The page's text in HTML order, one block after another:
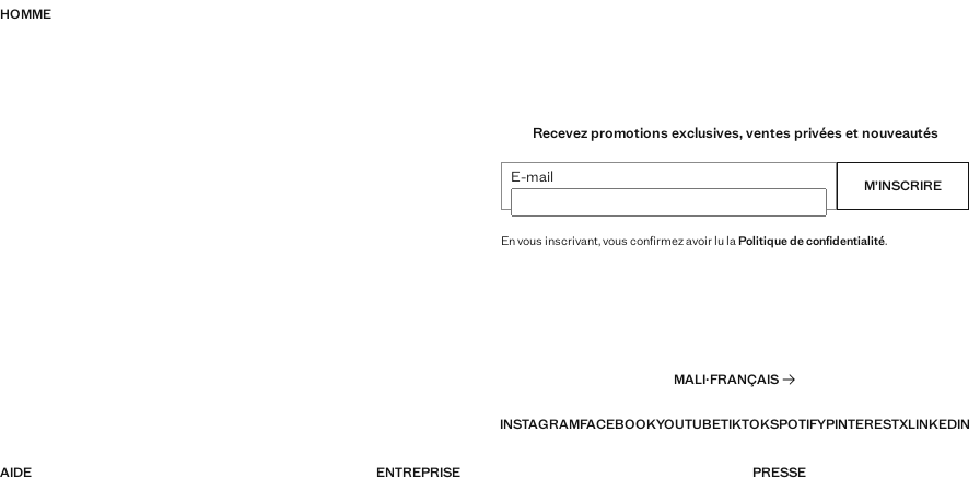
HOMME
Recevez promotions exclusives, ventes privées et nouveautés
E-mail M’INSCRIRE
En vous inscrivant, vous confirmez avoir lu laPolitique de confidentialité.
MALI·FRANÇAIS
INSTAGRAMFACEBOOKYOUTUBETIKTOKSPOTIFYPINTERESTXLINKEDIN
AIDE ENTREPRISE PRESSE